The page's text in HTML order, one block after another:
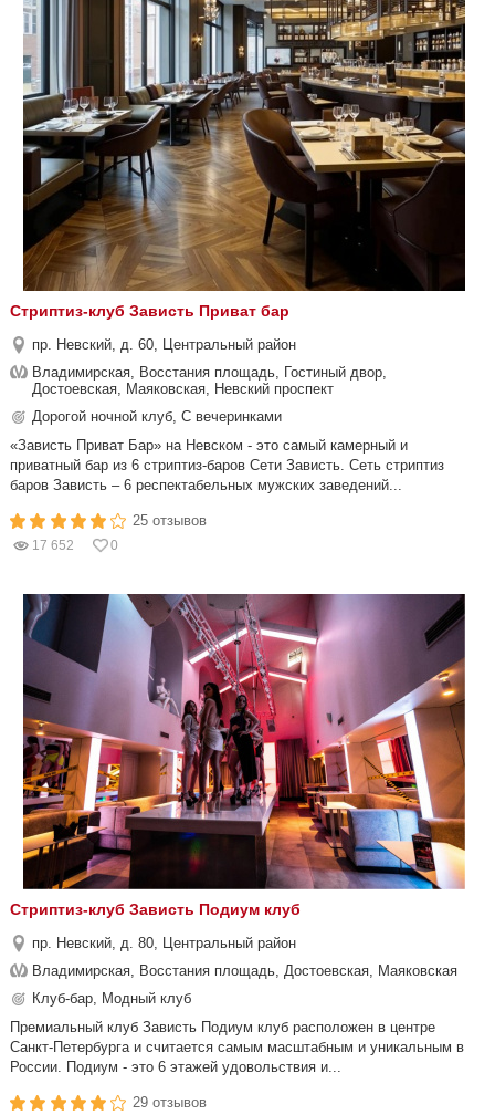
Стриптиз-клуб Зависть Приват бар
пр. Невский, д. 60, Центральный район
Владимирская, Восстания площадь, Гостиный двор,
Достоевская, Маяковская, Невский проспект
Дорогой ночной клуб, С вечеринками
«Зависть Приват Бар» на Невском - это самый камерный и
приватный бар из 6 стриптиз-баров Сети Зависть. Сеть стриптиз
баров Зависть – 6 респектабельных мужских заведений...
25 отзывов
17 652 0
Стриптиз-клуб Зависть Подиум клуб
пр. Невский, д. 80, Центральный район
Владимирская, Восстания площадь, Достоевская, Маяковская
Клуб-бар, Модный клуб
Премиальный клуб Зависть Подиум клуб расположен в центре
Санкт-Петербурга и считается самым масштабным и уникальным в
России. Подиум - это 6 этажей удовольствия и...
29 отзывов